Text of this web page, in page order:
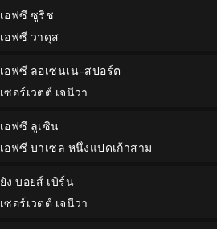
เอฟซี ซูริช
เอฟซี วาดุส
เอฟซี ลอเซนเน-สปอร์ต
เซอร์เวตต์ เจนีวา
เอฟซี ลูเซิน
เอฟซี บาเซล หนึ่งแปดเก้าสาม
ยัง บอยส์ เบิร์น
เซอร์เวตต์ เจนีวา